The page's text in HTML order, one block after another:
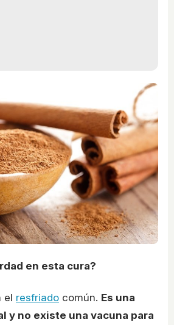
en esta cura?
el resfriado común. Es una
y no existe una vacuna para